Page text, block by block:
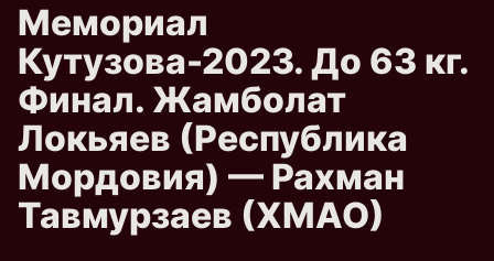
Мемориал
Кутузова-2023. До 63 кг.
Финал. Жамболат
Локьяев (Республика
Мордовия) — Рахман
Тавмурзаев (ХМАО)